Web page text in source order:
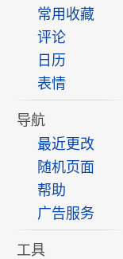
常用收藏
评论
日历
表情
导航
最近更改
随机页面
帮助
广告服务
工具